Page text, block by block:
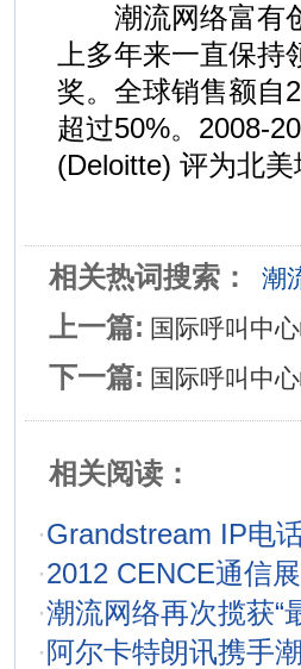
潮流网络富有创
上多年来一直保
奖。全球销售额自
超过50%。2008-
(Deloitte) 评为北
相关热词搜索： 潮
上一篇: 国际呼叫中
下一篇: 国际呼叫中
相关阅读：
·Grandstream IP电
·2012 CENCE通信
·潮流网络再次揽获“
· 阿尔卡特朗讯携手